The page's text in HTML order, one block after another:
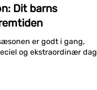
Dit barns
er godt i gang,
og ekstraordinær dag